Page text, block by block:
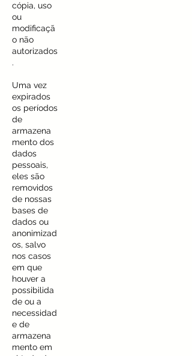
cópia, uso
ou
modificaçã
o não
autorizados
.
Uma vez
expirados
os períodos
de
armazena
mento dos
dados
pessoais,
eles são
removidos
de nossas
bases de
dados ou
anonimizad
os, salvo
nos casos
em que
houver a
possibilida
de ou a
necessidad
e de
armazena
mento em